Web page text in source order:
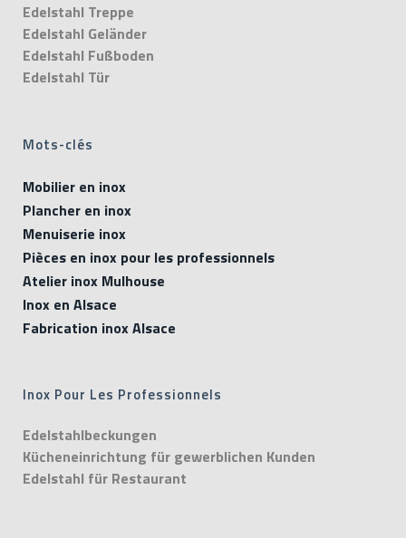
Edelstahl Treppe
Edelstahl Geländer
Edelstahl Fußboden
Edelstahl Tür
Mots-clés
Mobilier en inox
Plancher en inox
Menuiserie inox
Pièces en inox pour les professionnels
Atelier inox Mulhouse
Inox en Alsace
Fabrication inox Alsace
Inox Pour Les Professionnels
Edelstahlbeckungen
Kücheneinrichtung für gewerblichen Kunden
Edelstahl für Restaurant